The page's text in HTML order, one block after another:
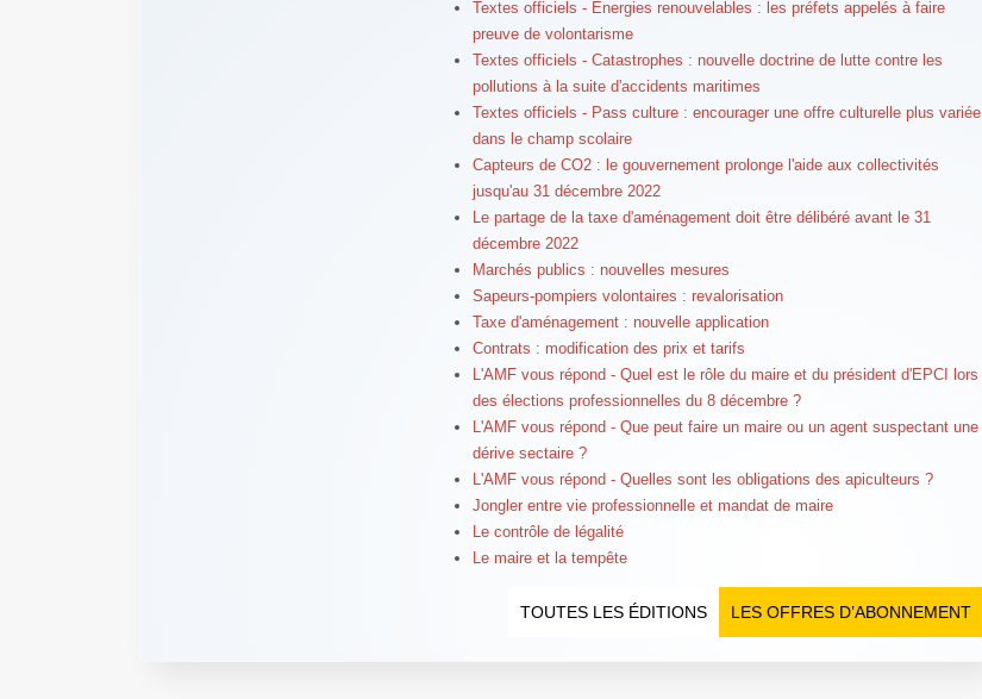
Textes officiels - Énergies renouvelables : les préfets appelés à faire
preuve de volontarisme
Textes officiels - Catastrophes : nouvelle doctrine de lutte contre les
pollutions à la suite d'accidents maritimes
Textes officiels - Pass culture : encourager une offre culturelle plus variée
dans le champ scolaire
Capteurs de CO2 : le gouvernement prolonge l'aide aux collectivités
jusqu'au 31 décembre 2022
Le partage de la taxe d'aménagement doit être délibéré avant le 31
décembre 2022
Marchés publics : nouvelles mesures
Sapeurs-pompiers volontaires : revalorisation
Taxe d'aménagement : nouvelle application
Contrats : modification des prix et tarifs
L'AMF vous répond - Quel est le rôle du maire et du président d'EPCI lors
des élections professionnelles du 8 décembre ?
L'AMF vous répond - Que peut faire un maire ou un agent suspectant une
dérive sectaire ?
L'AMF vous répond - Quelles sont les obligations des apiculteurs ?
Jongler entre vie professionnelle et mandat de maire
Le contrôle de légalité
Le maire et la tempête
LES OFFRES D’ABONNEMENT
TOUTES LES ÉDITIONS